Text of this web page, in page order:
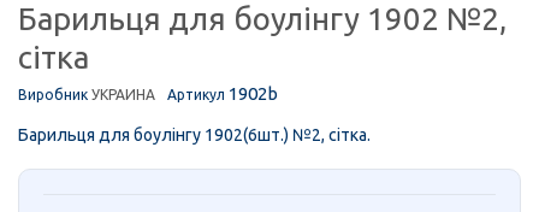
Барильця для боулінгу 1902 №2,
сітка
Виробник УКРАИНА Артикул 1902b
Барильця для боулінгу 1902(6шт.) №2, сітка.